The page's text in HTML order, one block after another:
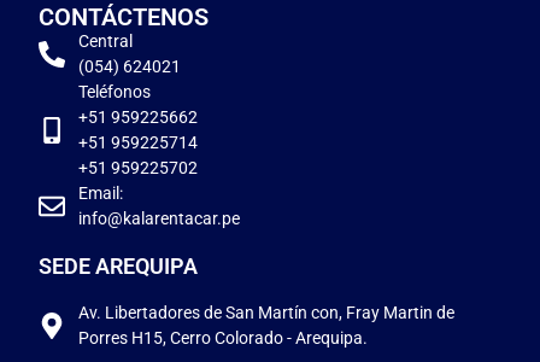
CONTÁCTENOS
Central
(054) 624021
Teléfonos
+51 959225662
+51 959225714
+51 959225702
Email:
info@kalarentacar.pe
SEDE AREQUIPA
Av. Libertadores de San Martín con, Fray Martin de
Porres H15, Cerro Colorado - Arequipa.